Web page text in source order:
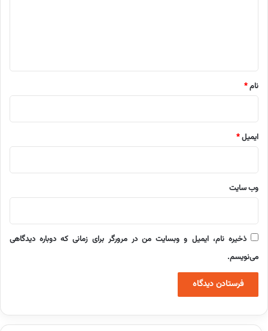
نام*
ایمیل*
وب‌ سایت
ذخیره نام، ایمیل و وبسایت من در مرورگر برای زمانی که دوباره دیدگاهی
می‌نویسم.